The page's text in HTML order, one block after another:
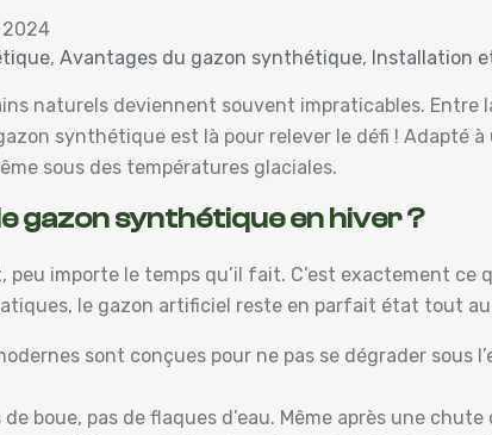
2024
,Avantages du gazon synthétique, Installation
naturels deviennent souvent impraticables.
synthétique est là pour relever le défi ! Adapté
sous des températures glaciales.
gazon synthétique en hiver ?
importe le temps qu’il fait. C’est exactement
le gazon artificiel reste en parfait état tout au
sont conçues pour ne pas se dégrader sous
de boue, pas de flaques d’eau. Même après une